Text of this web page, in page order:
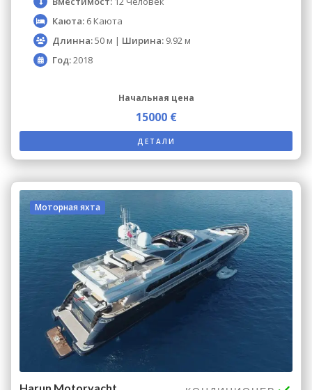
Каюта: 6 Каюта
Длинна:50 м | Ширина: 9.92 м
Год:2018
Начальная цена
15000 €
ДЕТАЛИ
Моторная яхта